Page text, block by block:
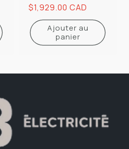
Prix
habituel
$1,929.00 CAD
Ajouter au
panier